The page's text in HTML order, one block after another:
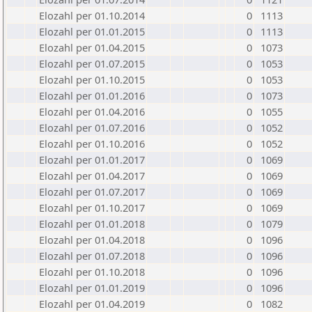
Elozahl per 01.10.2014
0
1113
Elozahl per 01.01.2015
0
1113
Elozahl per 01.04.2015
0
1073
Elozahl per 01.07.2015
0
1053
Elozahl per 01.10.2015
0
1053
Elozahl per 01.01.2016
0
1073
Elozahl per 01.04.2016
0
1055
Elozahl per 01.07.2016
0
1052
Elozahl per 01.10.2016
0
1052
Elozahl per 01.01.2017
0
1069
Elozahl per 01.04.2017
0
1069
Elozahl per 01.07.2017
0
1069
Elozahl per 01.10.2017
0
1069
Elozahl per 01.01.2018
0
1079
Elozahl per 01.04.2018
0
1096
Elozahl per 01.07.2018
0
1096
Elozahl per 01.10.2018
0
1096
Elozahl per 01.01.2019
0
1096
Elozahl per 01.04.2019
0 1082